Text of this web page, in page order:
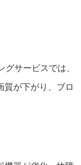
サービスでは、
が下がり、ブロ